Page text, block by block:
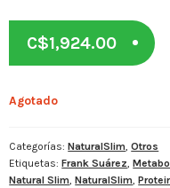
C$1,924.00
Agotado
Categorías:NaturalSlim,Otros
Etiquetas:Frank Suárez,
Natural Slim,NaturalSlim,